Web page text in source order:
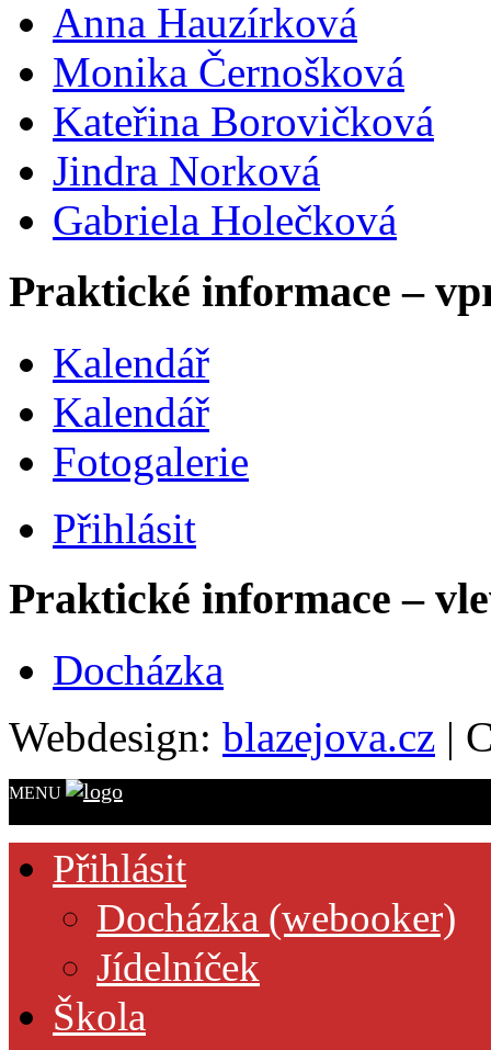
Anna Hauzírková
Monika Černošková
Kateřina Borovičková
Jindra Norková
Gabriela Holečková
Praktické informace –
Kalendář
Kalendář
Fotogalerie
Přihlásit
Praktické informace –
Docházka
Webdesign: blazejova.cz |
MENU
Přihlásit
Docházka (webooker)
Jídelníček
Škola